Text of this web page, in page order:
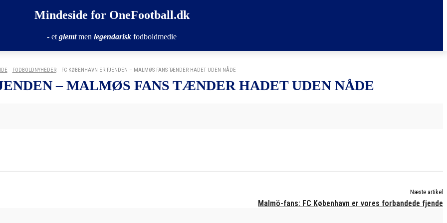
Mindeside for OneFootball.dk
- et glemtmen legendarisk fodboldmedie
FODBOLDNYHEDER FC KØBENHAVN ER FJENDEN – MALMØS FANS TÆNDER HADET UDEN NÅDE
– MALMØS FANS TÆNDER HADET UDEN NÅDE
Næste artikel
Malmö-fans: FC København er vores forbandede fjende